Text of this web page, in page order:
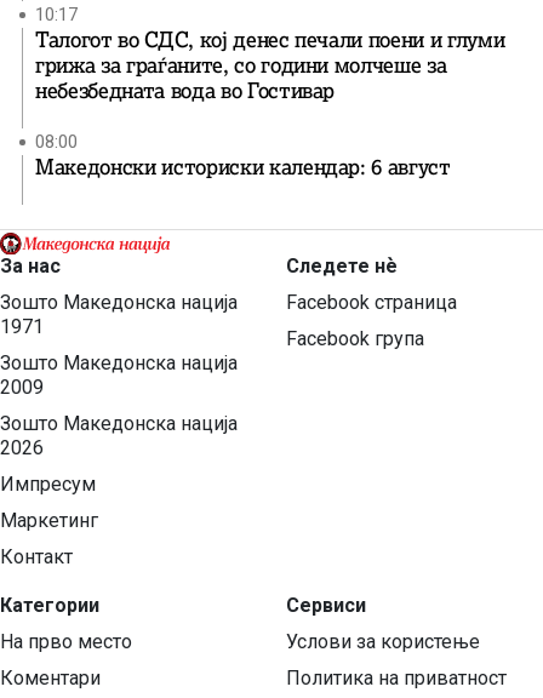
10:17
Талогот во СДС, кој денес печали поени и глуми
грижа за граѓаните, со години молчеше за
небезбедната вода во Гостивар
08:00
Македонски историски календар: 6 август
За нас
Зошто Македонска нација
1971
Зошто Македонска нација
2009
Зошто Македонска нација
2026
Импресум
Маркетинг
Контакт
Категории
На прво место
Коментари
Следете нѐ
Facebook страница
Facebook група
Сервиси
Услови за користење
Политика на приватност